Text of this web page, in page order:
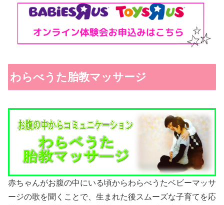
わらべうた胎教マッサージ
赤ちゃんがお腹の中にいる頃からわらべうたベビーマッサ
ージの歌を聞くことで、生まれた後スムーズな子育てを応